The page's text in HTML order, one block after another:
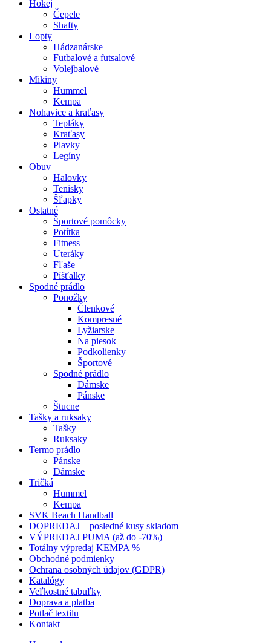
Hokej
Čepele
Shafty
Lopty
Hádzanárske
Futbalové a futsalové
Volejbalové
Mikiny
Hummel
Kempa
Nohavice a kraťasy
Tepláky
Kraťasy
Plavky
Legíny
Obuv
Halovky
Tenisky
Šľapky
Ostatné
Športové pomôcky
Potítka
Fitness
Uteráky
Fľaše
Píšťalky
Spodné prádlo
Ponožky
Členkové
Kompresné
Lyžiarske
Na piesok
Podkolienky
Športové
Spodné prádlo
Dámske
Pánske
Štucne
Tašky a ruksaky
Tašky
Ruksaky
Termo prádlo
Pánske
Dámske
Tričká
Hummel
Kempa
SVK Beach Handball
DOPREDAJ – posledné kusy skladom
VÝPREDAJ PUMA (až do -70%)
Totálny výpredaj KEMPA %
Obchodné podmienky
Ochrana osobných údajov (GDPR)
Katalógy
Veľkostné tabuľky
Doprava a platba
Potlač textilu
Kontakt